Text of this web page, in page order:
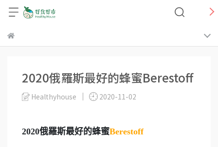
2020俄羅斯最好的蜂蜜Berestoff
Healthyhouse 2020-11-02
2020俄羅斯最好的蜂蜜Berestoff